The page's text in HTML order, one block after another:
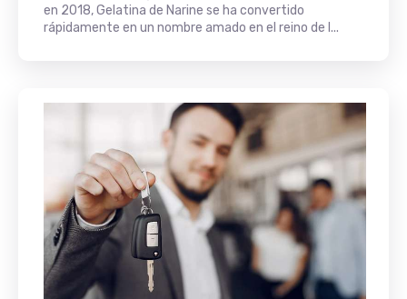
en 2018, Gelatina de Narine se ha convertido
rápidamente en un nombre amado en el reino de l...